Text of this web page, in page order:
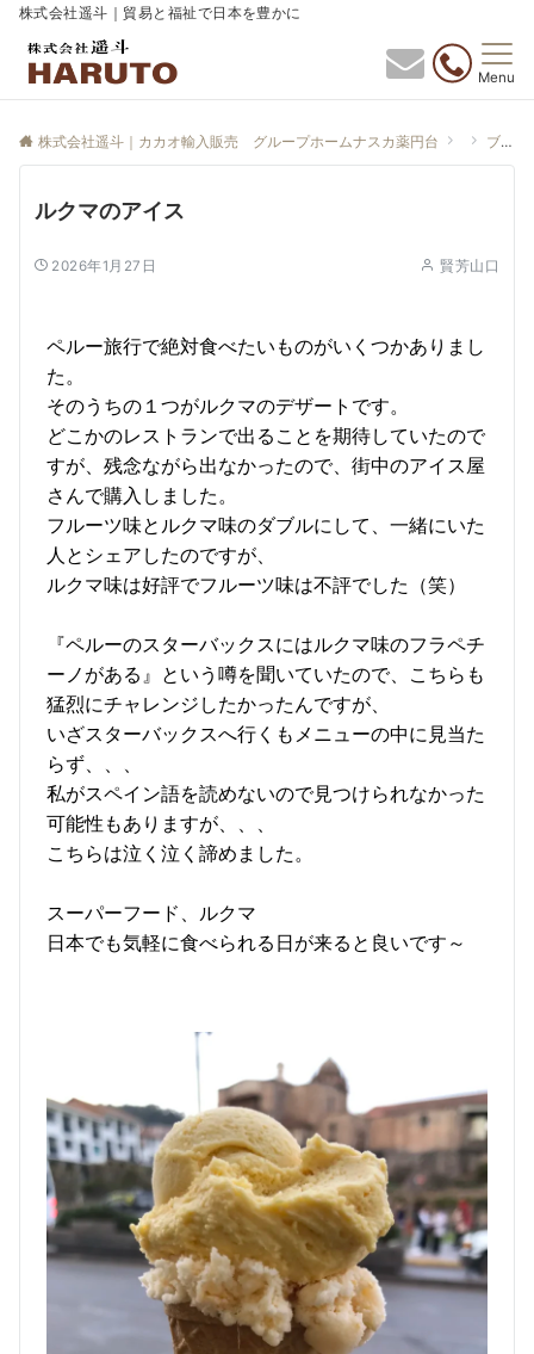
株式会社遥斗｜貿易と福祉で日本を豊かに
Menu
株式会社遥斗｜カカオ輸入販売 グループホームナスカ薬円台 ブログ
ルクマのアイス
2026年1月27日 賢芳山口
ペルー旅行で絶対食べたいものがいくつかありまし
た。
そのうちの１つがルクマのデザートです。
どこかのレストランで出ることを期待していたので
すが、残念ながら出なかったので、街中のアイス屋
さんで購入しました。
フルーツ味とルクマ味のダブルにして、一緒にいた
人とシェアしたのですが、
ルクマ味は好評でフルーツ味は不評でした（笑）
『ペルーのスターバックスにはルクマ味のフラペチ
ーノがある』という噂を聞いていたので、こちらも
猛烈にチャレンジしたかったんですが、
いざスターバックスへ行くもメニューの中に見当た
らず、、、
私がスペイン語を読めないので見つけられなかった
可能性もありますが、、、
こちらは泣く泣く諦めました。
スーパーフード、ルクマ
日本でも気軽に食べられる日が来ると良いです～